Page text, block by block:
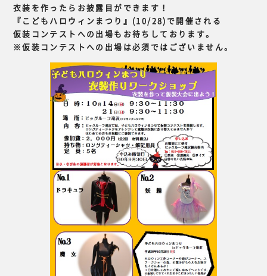
衣装を作ったらお披露目ができます！
『こどもハロウィンまつり』(10/28)で開催される
仮装コンテストへの出場もお待ちしております。
※仮装コンテストへの出場は必須ではございません。